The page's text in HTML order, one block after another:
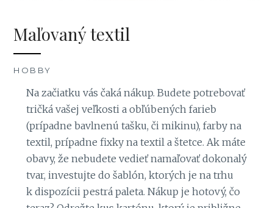
Maľovaný textil
HOBBY
Na začiatku vás čaká nákup. Budete potrebovať
tričká vašej veľkosti a obľúbených farieb
(prípadne bavlnenú tašku, či mikinu), farby na
textil, prípadne fixky na textil a štetce. Ak máte
obavy, že nebudete vedieť namaľovať dokonalý
tvar, investujte do šablón, ktorých je na trhu
k dispozícii pestrá paleta. Nákup je hotový, čo